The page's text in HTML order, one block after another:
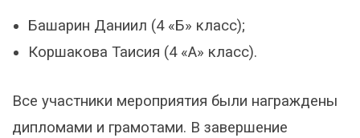
Башарин Даниил (4 «Б» класс);
Коршакова Таисия (4 «А» класс).
Все участники мероприятия были награждены
дипломами и грамотами. В завершение